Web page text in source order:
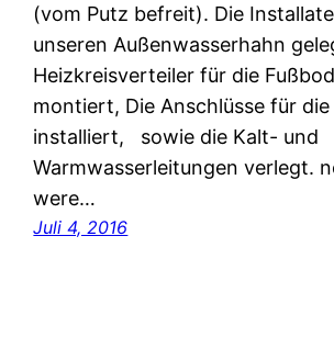
(vom Putz befreit). Die
unseren Außenwasserhahn
Heizkreisverteiler für die
montiert, Die Anschlüsse für die
installiert, sowie die Kalt- und
Warmwasserleitungen verlegt.
were…
Juli 4, 2016